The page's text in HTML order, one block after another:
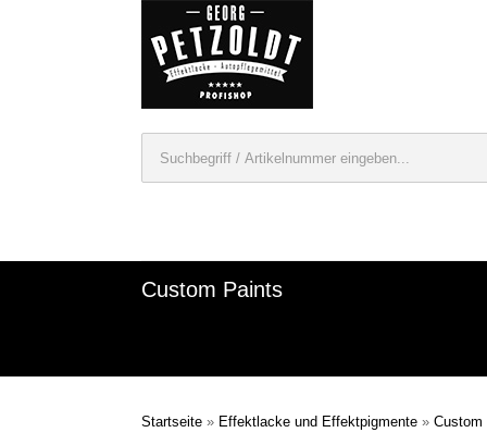
Custom Paints
Startseite » Effektlacke und Effektpigmente » Custom